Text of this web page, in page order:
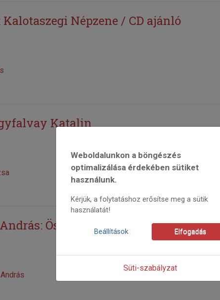
Kalotaszegi Népzene / CD ajánló
Katalin
Összegyűrt levelek
Weboldalunkon a böngészés
optimalizálása érdekében sütiket
használunk.
Kérjük, a folytatáshoz erősítse meg a sütik
használatát!
Beállítások Elfogadás
Süti-szabályzat